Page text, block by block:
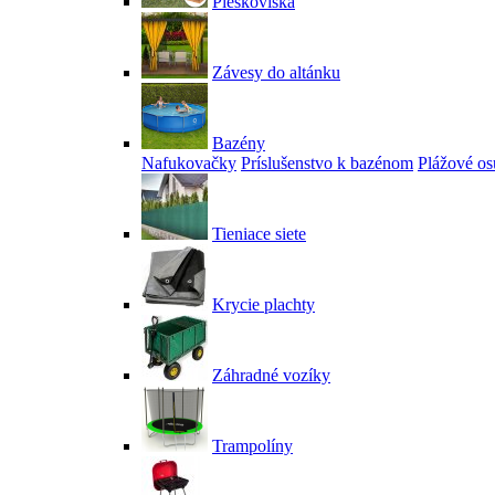
Závesy do altánku
Bazény
Nafukovačky Príslušenstvo k bazénom Plážové
Tieniace siete
Krycie plachty
Záhradné vozíky
Trampolíny